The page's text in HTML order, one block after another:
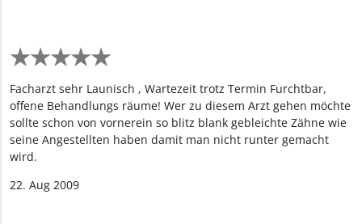
★★★★★
★★★★★
Facharzt sehr Launisch , Wartezeit trotz Termin Furchtbar,
offene Behandlungs räume! Wer zu diesem Arzt gehen möchte
sollte schon von vornerein so blitz blank gebleichte Zähne wie
seine Angestellten haben damit man nicht runter gemacht
wird.
22. Aug 2009